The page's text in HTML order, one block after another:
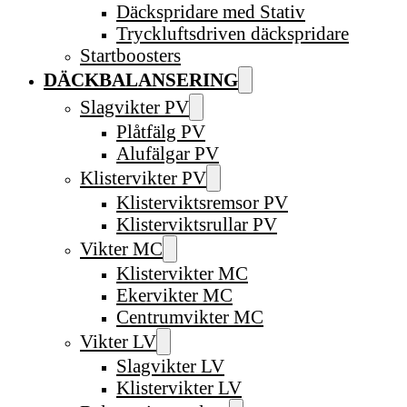
Däckspridare med Stativ
Tryckluftsdriven däckspridare
Startboosters
DÄCKBALANSERING
Slagvikter PV
Plåtfälg PV
Alufälgar PV
Klistervikter PV
Klisterviktsremsor PV
Klisterviktsrullar PV
Vikter MC
Klistervikter MC
Ekervikter MC
Centrumvikter MC
Vikter LV
Slagvikter LV
Klistervikter LV